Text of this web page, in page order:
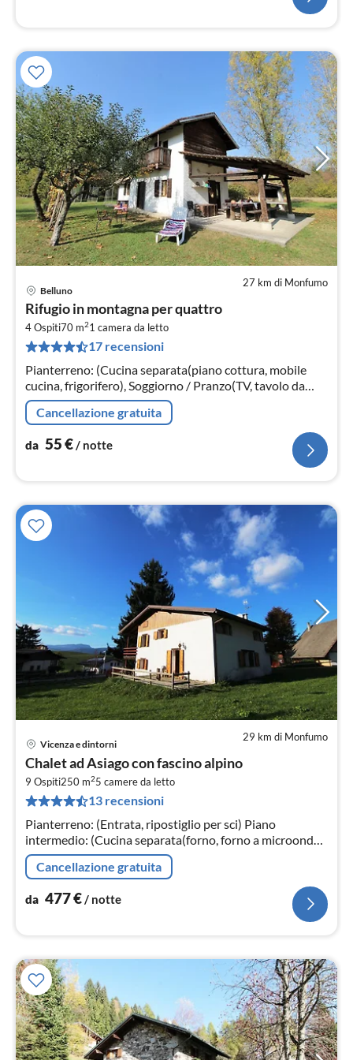
27 km di Monfumo
Belluno
Rifugio in montagna per quattro
4 Ospiti70 m21 camera da letto
17 recensioni
Pianterreno: (Cucina separata(piano cottura, mobile
cucina, frigorifero), Soggiorno / Pranzo(TV, tavolo da
pranzo, caminetto), Bagno(doccia, lavandino, WC),
veranda(20 m2))
Cancellazione gratuita
da 55€/ notte
29 km di Monfumo
Vicenza e dintorni
Chalet ad Asiago con fascino alpino
9 Ospiti250 m25 camere da letto
13 recensioni
Pianterreno: (Entrata, ripostiglio per sci) Piano
intermedio: (Cucina separata(forno, forno a microonde,
lavastoviglie, frigo con congelatore), Soggiorno /
Pranzo(TV(satellite)
Cancellazione gratuita
da 477€ / notte